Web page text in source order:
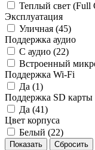
Теплый свет (Full
Эксплуатация
Уличная (45)
Поддержка аудио
С аудио (22)
Встроенный
Поддержка Wi-Fi
Да (1)
Поддержка SD карты
Да (41)
Цвет корпуса
Белый (22)
Показать Сбросить